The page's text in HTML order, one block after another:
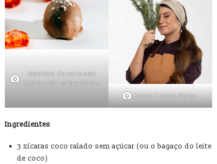
Bombom de coco sem
açúcar por Lorena Abreu.
Expert Lorena Abreu.
Ingredientes
3 xícaras coco ralado sem açúcar (ou o bagaço do leite
de coco)